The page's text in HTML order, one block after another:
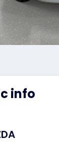
info